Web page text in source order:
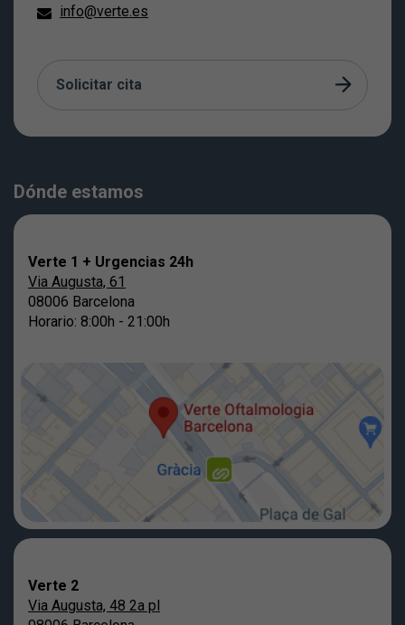
info@verte.es
Solicitar cita
Dónde estamos
Verte 1 + Urgencias 24h
Via Augusta, 61
08006 Barcelona
Horario: 8:00h - 21:00h
Verte 2
Via Augusta, 48 2a pl